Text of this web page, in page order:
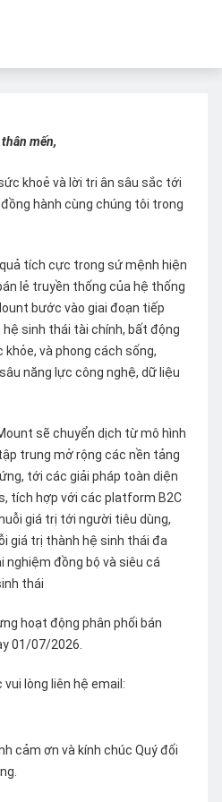
mến,
khoẻ và lời tri ân sâu sắc tới
hành cùng chúng tôi trong
tích cực trong sứ mệnh hiện
lẻ truyền thống của hệ thống
bước vào giai đoạn tiếp
sinh thái tài chính, bất động
và phong cách sống,
năng lực công nghệ, dữ liệu
sẽ chuyển dịch từ mô hình
trung mở rộng các nền tảng
tới các giải pháp toàn diện
tích hợp với các platform B2C
giá trị tới người tiêu dùng,
giá trị thành hệ sinh thái đa
nghiệm đồng bộ và siêu cá
thái
hoạt động phân phối bán
01/07/2026.
lòng liên hệ email:
cảm ơn và kính chúc Quý đối